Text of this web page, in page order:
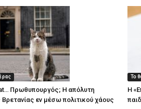
Πρωθυπουργός; Η απόλυτη
εν μέσω πολιτικού χάους
Το
Η